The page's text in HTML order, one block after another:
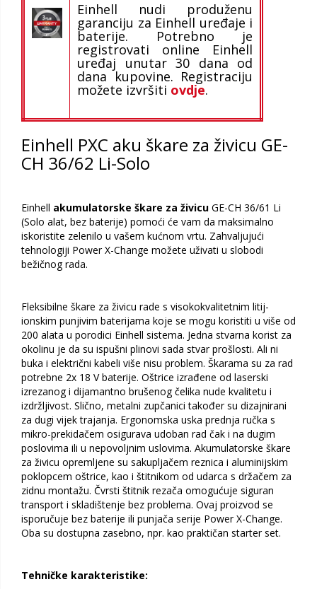
Einhell nudi produženu
garanciju za Einhell uređaje i
baterije. Potrebno je
registrovati online Einhell
uređaj unutar 30 dana od
dana kupovine. Registraciju
možete izvršiti ovdje.
Einhell PXC aku škare za živicu GE-
CH 36/62 Li-Solo
Einhell akumulatorske škare za živicu GE-CH 36/61 Li
(Solo alat, bez baterije) pomoći će vam da maksimalno
iskoristite zelenilo u vašem kućnom vrtu. Zahvaljujući
tehnologiji Power X-Change možete uživati ​​u slobodi
bežičnog rada.
Fleksibilne škare za živicu rade s visokokvalitetnim litij-
ionskim punjivim baterijama koje se mogu koristiti u više od
200 alata u porodici Einhell sistema. Jedna stvarna korist za
okolinu je da su ispušni plinovi sada stvar prošlosti. Ali ni
buka i električni kabeli više nisu problem. Škarama su za rad
potrebne 2x 18 V baterije. Oštrice izrađene od laserski
izrezanog i dijamantno brušenog čelika nude kvalitetu i
izdržljivost. Slično, metalni zupčanici također su dizajnirani
za dugi vijek trajanja. Ergonomska uska prednja ručka s
mikro-prekidačem osigurava udoban rad čak i na dugim
poslovima ili u nepovoljnim uslovima. Akumulatorske škare
za živicu opremljene su sakupljačem reznica i aluminijskim
poklopcem oštrice, kao i štitnikom od udarca s držačem za
zidnu montažu. Čvrsti štitnik rezača omogućuje siguran
transport i skladištenje bez problema. Ovaj proizvod se
isporučuje bez baterije ili punjača serije Power X-Change.
Oba su dostupna zasebno, npr. kao praktičan starter set.
Tehničke karakteristike: